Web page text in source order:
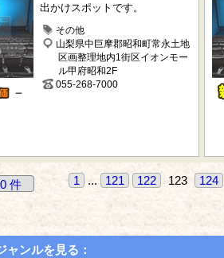
－
出かけスポットです。
その他
山梨県中巨摩郡昭和町常永土地
区画整理地内1街区イオンモー
ル甲府昭和2F
055-268-7000
件 1 ... 121 122 123 124
ャンルを見る：